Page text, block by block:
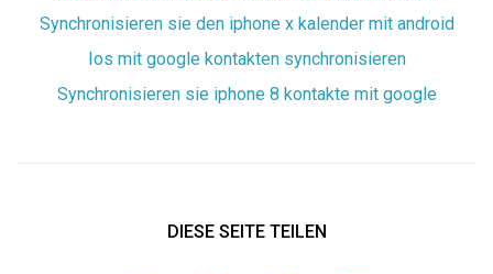
Synchronisieren sie den iphone x kalender mit android
Ios mit google kontakten synchronisieren
Synchronisieren sie iphone 8 kontakte mit google
DIESE SEITE TEILEN